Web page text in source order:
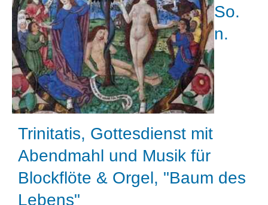
So.
n.
Trinitatis, Gottesdienst mit
Abendmahl und Musik für
Blockflöte & Orgel, "Baum des
Lebens"